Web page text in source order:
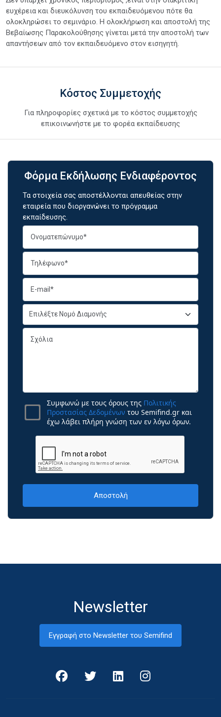
ευχέρεια και διευκόλυνση του εκπαιδευόμενου πότε θα
ολοκληρώσει το σεμινάριο. Η ολοκλήρωση και αποστολή της
Βεβαίωσης Παρακολούθησης γίνεται μετά την αποστολή των
απαντήσεων από τον εκπαιδευόμενο στον εισηγητή.
Κόστος Συμμετοχής
Για πληροφορίες σχετικά με το κόστος συμμετοχής
επικοινωνήστε με το φορέα εκπαίδευσης
Φόρμα Εκδήλωσης Ενδιαφέροντος
Τα στοιχεία σας αποστέλλονται απευθείας στην
εταιρεία που διοργανώνει το πρόγραμμα
εκπαίδευσης.
Συμφωνώ με τους όρους της Πολιτικής
Προστασίας Δεδομένων του Semifind.gr και
έχω λάβει πλήρη γνώση των εν λόγω όρων.
Newsletter
Εγγραφή στο Newsletter του Semifind